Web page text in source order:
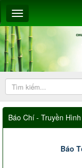
Báo Chí - Truyền
Báo